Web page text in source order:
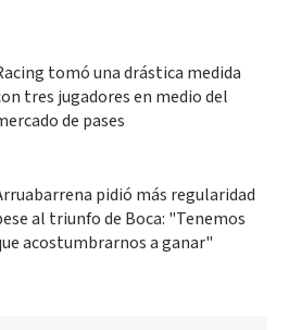
tomó una drástica medida
tres jugadores en medio del
de pases
pidió más regularidad
al triunfo de Boca: "Tenemos
acostumbrarnos a ganar"